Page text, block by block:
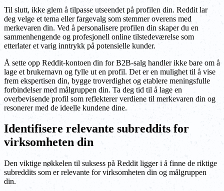
Til slutt, ikke glem å tilpasse utseendet på profilen din. Reddit lar
deg velge et tema eller fargevalg som stemmer overens med
merkevaren din. Ved å personalisere profilen din skaper du en
sammenhengende og profesjonell online tilstedeværelse som
etterlater et varig inntrykk på potensielle kunder.
Å sette opp Reddit-kontoen din for B2B-salg handler ikke bare om å
lage et brukernavn og fylle ut en profil. Det er en mulighet til å vise
frem ekspertisen din, bygge troverdighet og etablere meningsfulle
forbindelser med målgruppen din. Ta deg tid til å lage en
overbevisende profil som reflekterer verdiene til merkevaren din og
resonerer med de ideelle kundene dine.
Identifisere relevante subreddits for
virksomheten din
Den viktige nøkkelen til suksess på Reddit ligger i å finne de riktige
subreddits som er relevante for virksomheten din og målgruppen
din.